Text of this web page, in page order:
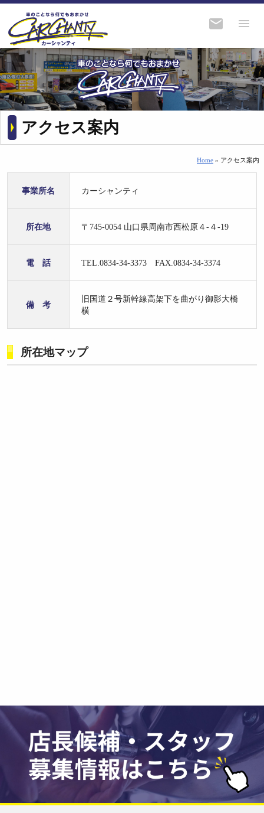
アクセス案内
Home » アクセス案内
事業所名 カーシャンティ
所在地 〒745-0054 山口県周南市西松原４-４-19
電 話 TEL.0834-34-3373 FAX.0834-34-3374
備 考
旧国道２号新幹線高架下を曲がり御影大橋
横
所在地マップ